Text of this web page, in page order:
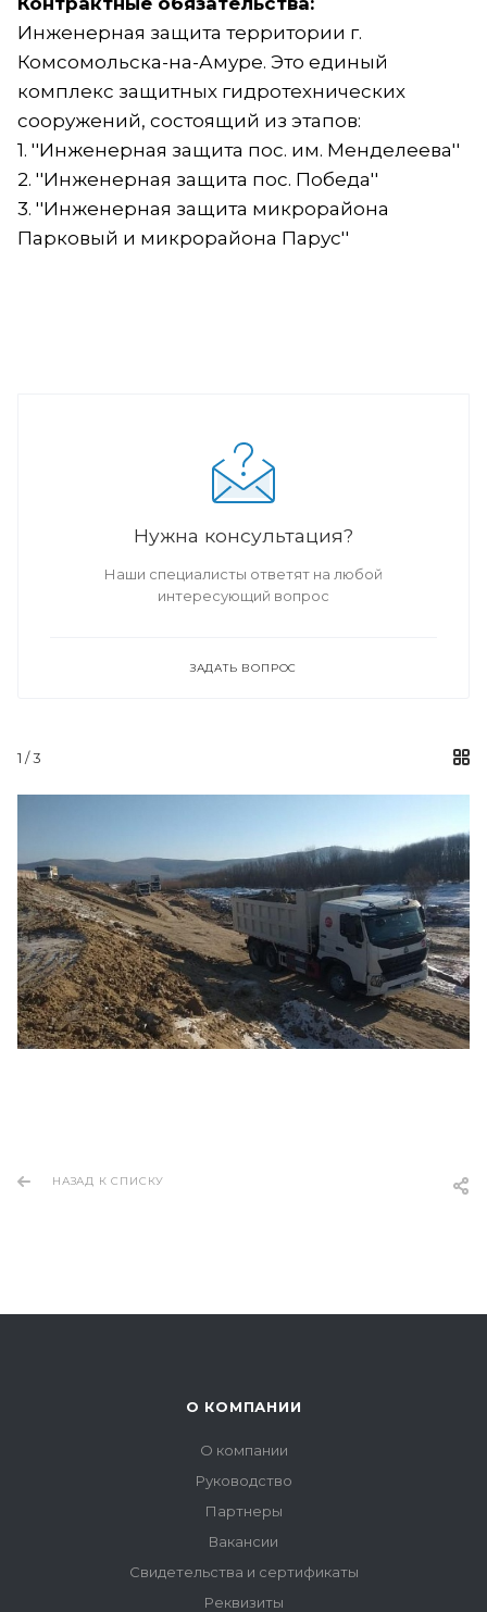
Инженерная защита территории г.
Комсомольска-на-Амуре. Это единый
комплекс защитных гидротехнических
сооружений, состоящий из этапов:
1. ''Инженерная защита пос. им. Менделеева''
2. ''Инженерная защита пос. Победа''
3. ''Инженерная защита микрорайона
Парковый и микрорайона Парус''
Нужна консультация?
Наши специалисты ответят на любой
интересующий вопрос
ЗАДАТЬ ВОПРОС
1 / 3
НАЗАД К СПИСКУ
О КОМПАНИИ
О компании
Руководство
Партнеры
Вакансии
Свидетельства и сертификаты
Реквизиты